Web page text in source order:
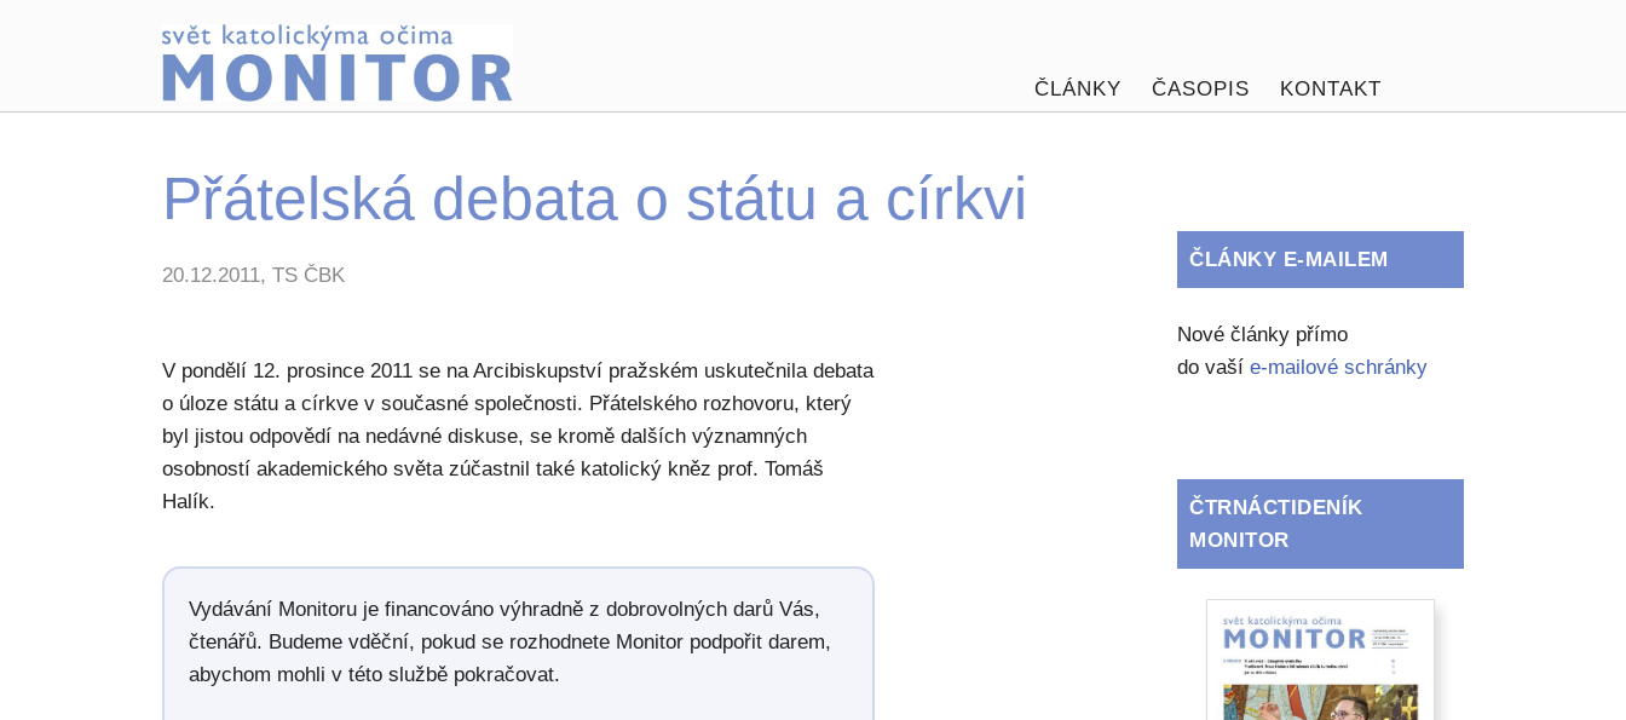
ČLÁNKY ČASOPIS KONTAKT
Přátelská debata o státu a církvi
20.12.2011, TS ČBK
V pondělí 12. prosince 2011 se na Arcibiskupství pražském uskutečnila debata
o úloze státu a církve v současné společnosti. Přátelského rozhovoru, který
byl jistou odpovědí na nedávné diskuse, se kromě dalších významných
osobností akademického světa zúčastnil také katolický kněz prof. Tomáš
Halík.
Vydávání Monitoru je financováno výhradně z dobrovolných darů Vás,
čtenářů. Budeme vděční, pokud se rozhodnete Monitor podpořit darem,
abychom mohli v této službě pokračovat.
ČLÁNKY E-MAILEM
Nové články přímo
do vašíe-mailové schránky
ČTRNÁCTIDENÍK
MONITOR